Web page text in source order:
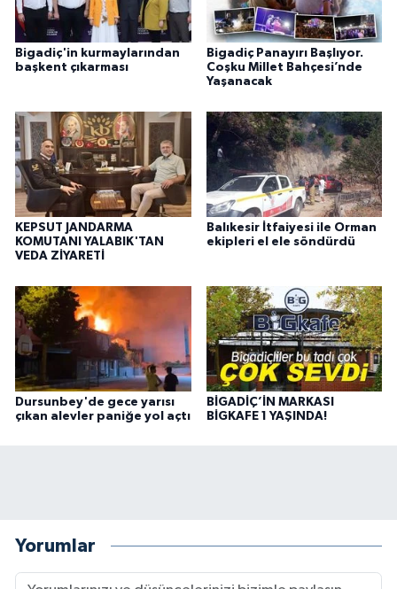
Bigadiç'in kurmaylarından
başkent çıkarması
Bigadiç Panayırı Başlıyor.
Coşku Millet Bahçesi’nde
Yaşanacak
KEPSUT JANDARMA
KOMUTANI YALABIK'TAN
VEDA ZİYARETİ
Balıkesir İtfaiyesi ile Orman
ekipleri el ele söndürdü
Dursunbey'de gece yarısı
çıkan alevler paniğe yol açtı
BİGADİÇ’İN MARKASI
BİGKAFE 1 YAŞINDA!
Yorumlar